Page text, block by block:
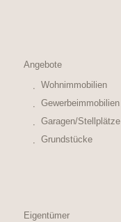
Angebote
Wohnimmobilien
Gewerbeimmobilien
Garagen/Stellplätze
Grundstücke
Eigentümer